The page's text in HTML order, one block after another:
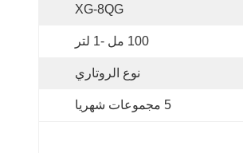
XG-8QG
100 مل -1 لتر
نوع الروتاري
5 مجموعات شهريا